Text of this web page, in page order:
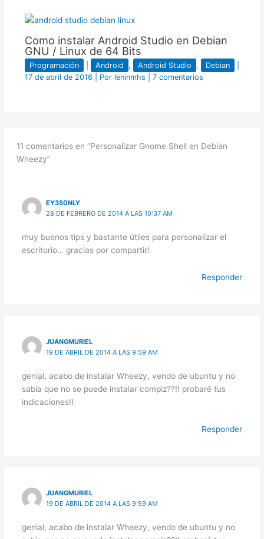
Como instalar Android Studio en Debian
GNU / Linux de 64 Bits
Programación Android , Android Studio , Debian
17 de abril de 2016
| Por leninmhs 7 comentarios
11 comentarios en “Personalizar Gnome Shell en Debian
Wheezy”
EY3S0NLY
28 DE FEBRERO DE 2014 A LAS 10:37 AM
muy buenos tips y bastante útiles para personalizar el
escritorio… gracias por compartir!
Responder
JUANGMURIEL
19 DE ABRIL DE 2014 A LAS 9:59 AM
genial, acabo de instalar Wheezy, vendo de ubuntu y no
sabia que no se puede instalar compiz??!! probaré tus
indicaciones!!
Responder
JUANGMURIEL
19 DE ABRIL DE 2014 A LAS 9:59 AM
genial, acabo de instalar Wheezy, vendo de ubuntu y no